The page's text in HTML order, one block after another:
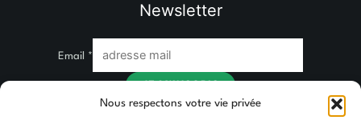
Nous respectons votre vie privée
Newsletter
Email *
JE M'INSCRIS